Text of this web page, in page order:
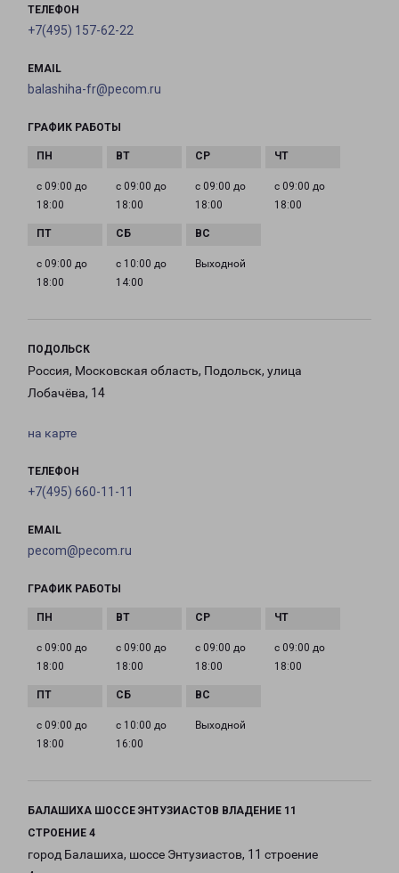
ТЕЛЕФОН
+7(495) 157-62-22
EMAIL
balashiha-fr@pecom.ru
ГРАФИК РАБОТЫ
с 09:00 до
18:00
с 09:00 до
18:00
с 09:00 до
18:00
с 09:00 до
18:00
с 09:00 до
18:00
с 10:00 до
14:00
Выходной
ПОДОЛЬСК
Россия, Московская область, Подольск, улица
Лобачёва, 14
на карте
ТЕЛЕФОН
+7(495) 660-11-11
EMAIL
pecom@pecom.ru
ГРАФИК РАБОТЫ
с 09:00 до
18:00
с 09:00 до
18:00
с 09:00 до
18:00
с 09:00 до
18:00
с 09:00 до
18:00
с 10:00 до
16:00
Выходной
БАЛАШИХА ШОССЕ ЭНТУЗИАСТОВ ВЛАДЕНИЕ 11
СТРОЕНИЕ 4
город Балашиха, шоссе Энтузиастов, 11 строение